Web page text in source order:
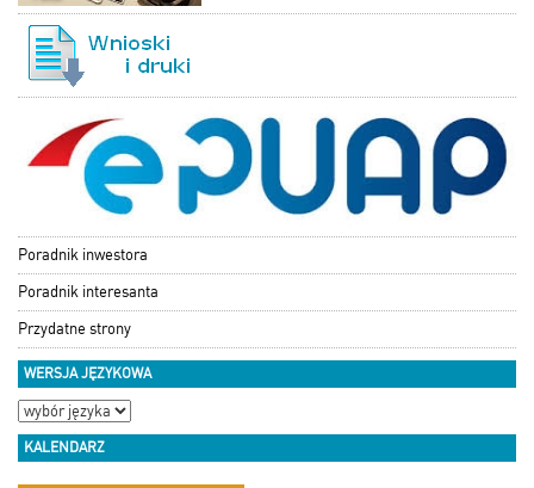
Poradnik inwestora
Poradnik interesanta
Przydatne strony
WERSJA JĘZYKOWA
KALENDARZ